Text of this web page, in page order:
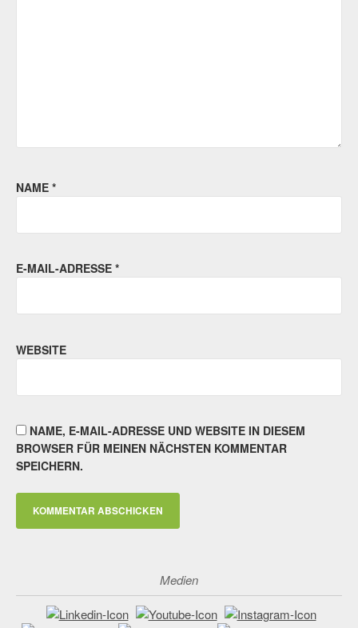
NAME *
E-MAIL-ADRESSE *
WEBSITE
NAME, E-MAIL-ADRESSE UND WEBSITE IN DIESEM
BROWSER FÜR MEINEN NÄCHSTEN KOMMENTAR
SPEICHERN.
Medien